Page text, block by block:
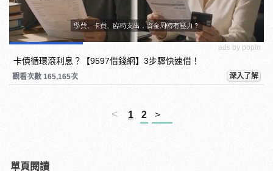
ads by popIn
卡債循環滾利息？【9597借錢網】3步驟快速借！
觀看次數 165,165次 深入了解
< 1 2 >
單頁閱讀